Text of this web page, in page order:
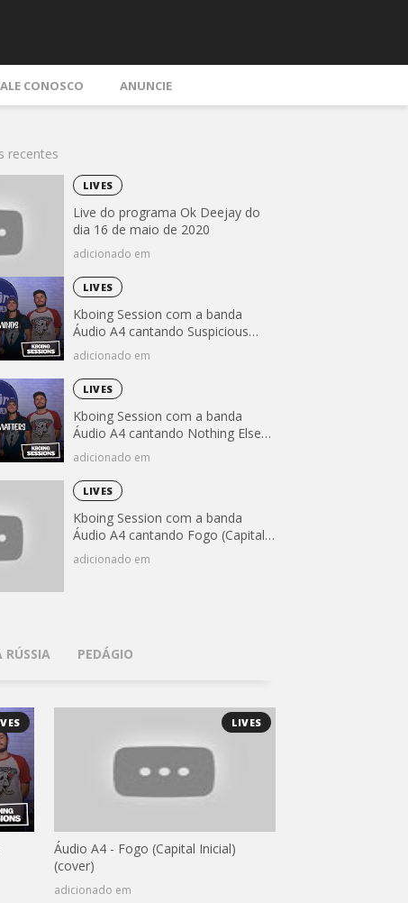
CONOSCO ANUNCIE
recentes
LIVES
Live do programa Ok Deejay do
dia 16 de maio de 2020
adicionado em
LIVES
Kboing Session com a banda
Áudio A4 cantando Suspicious
Minds (Elvis Presley)
adicionado em
LIVES
Kboing Session com a banda
Áudio A4 cantando Nothing Else
Matters (Metallica)
adicionado em
LIVES
Kboing Session com a banda
Áudio A4 cantando Fogo (Capital
Inicial)
adicionado em
RÚSSIA PEDÁGIO
LIVES
Áudio A4 - Fogo (Capital Inicial)
(cover)
adicionado em